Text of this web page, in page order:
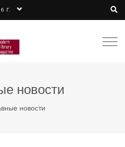
Г.
новости
новости